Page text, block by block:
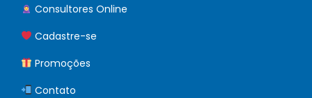
Consultores Online
Cadastre-se
Promoções
Contato